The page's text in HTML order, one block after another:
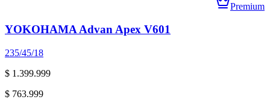
Premium
YOKOHAMA Advan Apex V601
235/45/18
$ 1.399.999
$ 763.999